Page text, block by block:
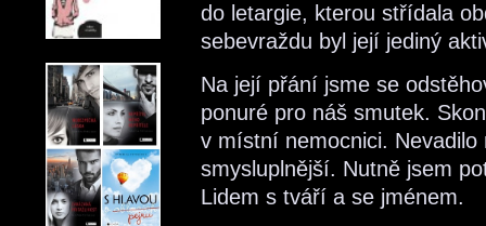
do letargie, kterou střídala
sebevraždu byl její jediný
Na její přání jsme se
ponuré pro náš smutek.
v místní nemocnici.
smysluplnější. Nutně jsem
Lidem s tváří a se jménem.